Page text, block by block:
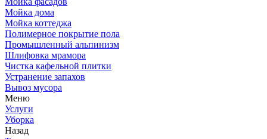
Мойка дома
Мойка коттеджа
Полимерное покрытие пола
Промышленный альпинизм
Шлифовка мрамора
Чистка кафельной плитки
Устранение запахов
Вывоз мусора
Меню
Услуги
Уборка
Назад